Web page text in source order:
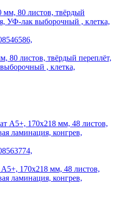
80 листов, твёрдый переплёт,
, клетка,
170х218 мм, 48 листов,
ламинация, конгрев,